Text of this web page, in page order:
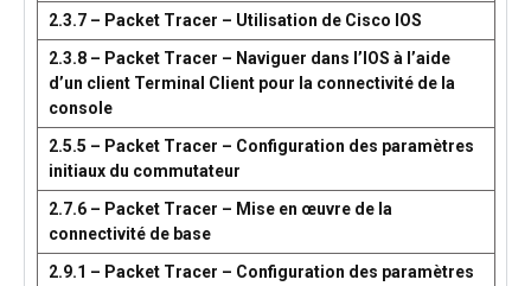
2.3.7 – Packet Tracer – Utilisation de Cisco IOS
2.3.8 – Packet Tracer – Naviguer dans l’IOS à l’aide
d’un client Terminal Client pour la connectivité de la
console
2.5.5 – Packet Tracer – Configuration des paramètres
initiaux du commutateur
2.7.6 – Packet Tracer – Mise en œuvre de la
connectivité de base
2.9.1 – Packet Tracer – Configuration des paramètres